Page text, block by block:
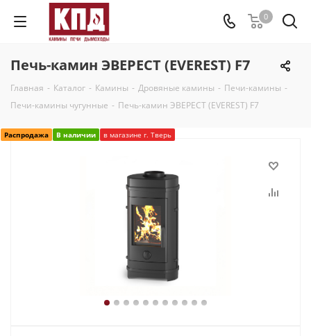
0
Печь-камин ЭВЕРЕСТ (EVEREST) F7
Главная - Каталог - Камины - Дровяные камины - Печи-камины -
Печи-камины чугунные - Печь-камин ЭВЕРЕСТ (EVEREST) F7
Распродажа В наличии в магазине г. Тверь